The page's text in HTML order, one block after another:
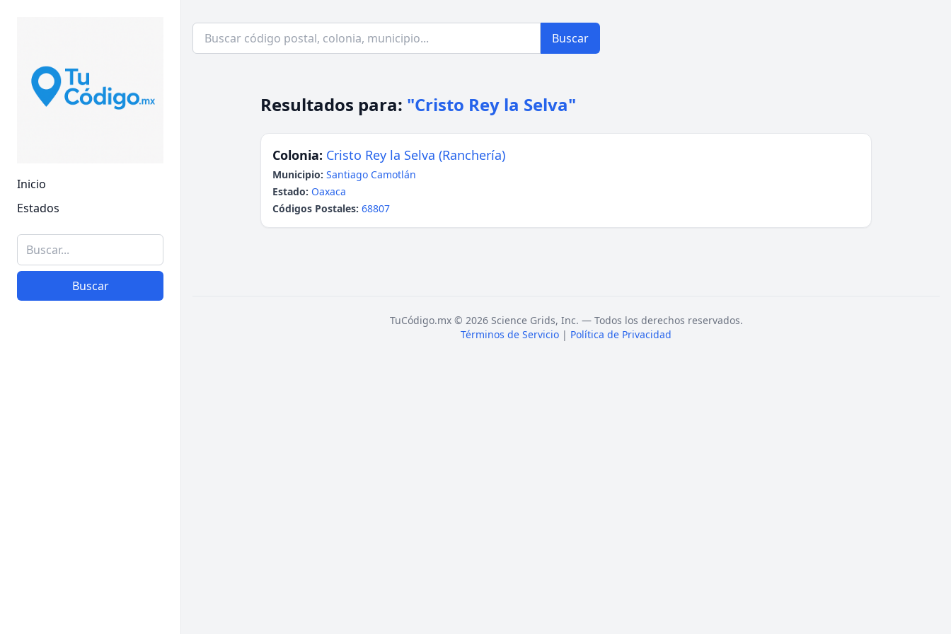
Inicio
Estados
Buscar
Buscar
Resultados para: "Cristo Rey la Selva"
Colonia: Cristo Rey la Selva (Ranchería)
Municipio: Santiago Camotlán
Estado: Oaxaca
Códigos Postales: 68807
TuCódigo.mx © 2026 Science Grids, Inc. — Todos los derechos reservados.
Términos de Servicio | Política de Privacidad